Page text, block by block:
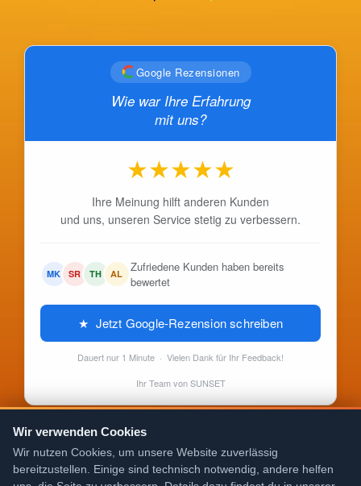
Google Rezensionen
Wie war Ihre Erfahrung
mit uns?
★★★★★
Ihre Meinung hilft anderen Kunden
und uns, unseren Service stetig zu verbessern.
MK SR TH AL
Zufriedene Kunden haben bereits
bewertet
★ Jetzt Google-Rezension schreiben
Dauert nur 1 Minute · Vielen Dank für Ihr Feedback!
Ihr Team von SUNSET
Wir verwenden Cookies
Wir nutzen Cookies, um unsere Website zuverlässig
bereitzustellen. Einige sind technisch notwendig, andere helfen